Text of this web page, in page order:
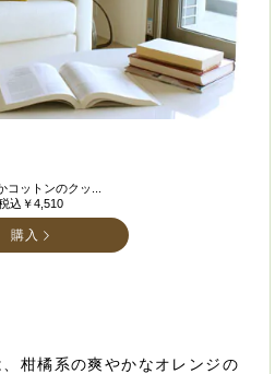
コットンのクッ...
込￥4,510
購入
柑橘系の爽やかなオレンジの